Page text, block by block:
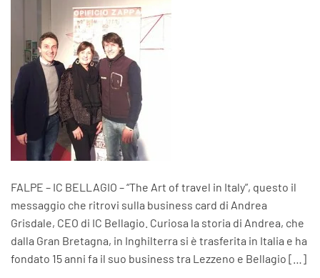
FALPE – IC BELLAGIO – “The Art of travel in Italy”, questo il
messaggio che ritrovi sulla business card di Andrea
Grisdale, CEO di IC Bellagio. Curiosa la storia di Andrea, che
dalla Gran Bretagna, in Inghilterra si è trasferita in Italia e ha
fondato 15 anni fa il suo business tra Lezzeno e Bellagio […]